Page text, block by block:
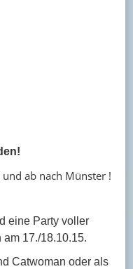
ab nach Münster !
eine Party voller
17./18.10.15.
Catwoman oder als